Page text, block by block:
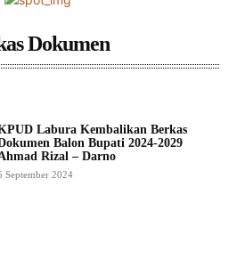
Dokumen
Labura Kembalikan Berkas
Balon Bupati 2024-2029
Rizal – Darno
September 2024